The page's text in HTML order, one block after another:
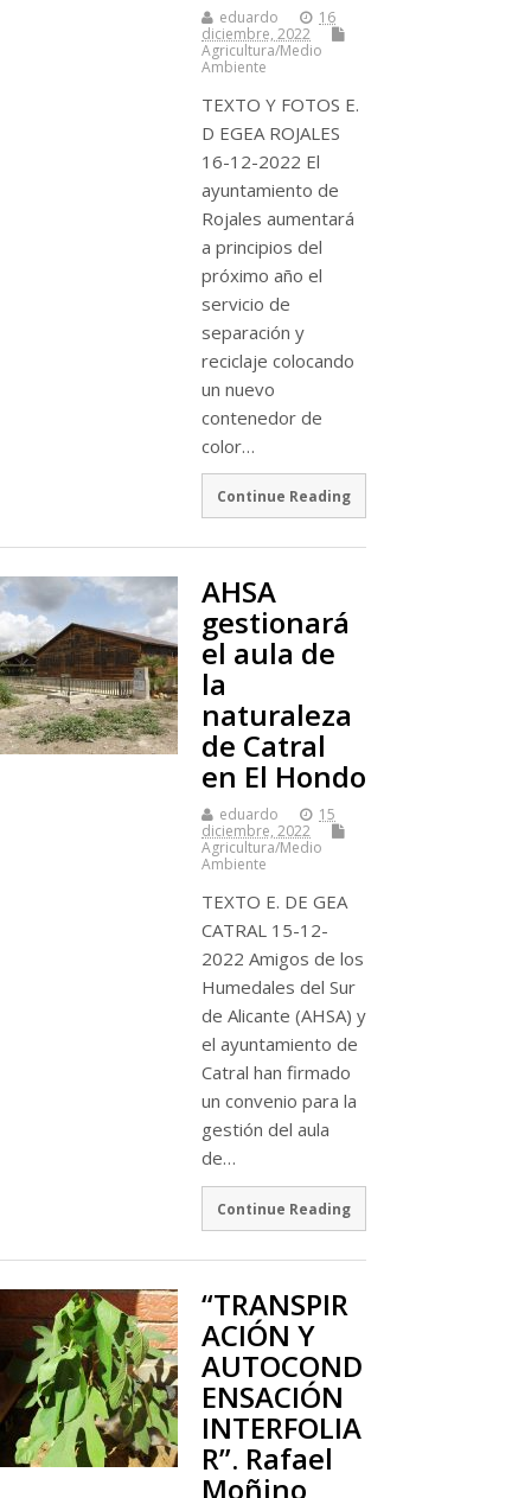
eduardo
16
diciembre, 2022
Agricultura/Medio
Ambiente
TEXTO Y FOTOS E.
D EGEA ROJALES
16-12-2022 El
ayuntamiento de
Rojales aumentará
a principios del
próximo año el
servicio de
separación y
reciclaje colocando
un nuevo
contenedor de
color…
Continue Reading
AHSA
gestionará
el aula de
la
naturaleza
de Catral
en El Hondo
eduardo
15
diciembre, 2022
Agricultura/Medio
Ambiente
TEXTO E. DE GEA
CATRAL 15-12-
2022 Amigos de los
Humedales del Sur
de Alicante (AHSA) y
el ayuntamiento de
Catral han firmado
un convenio para la
gestión del aula
de…
Continue Reading
“TRANSPIR
ACIÓN Y
AUTOCOND
ENSACIÓN
INTERFOLIA
R”. Rafael
Moñino